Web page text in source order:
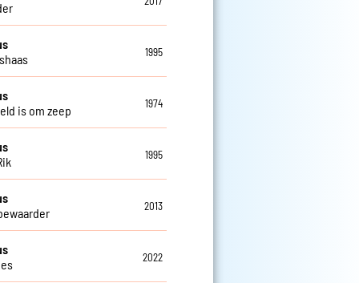
1995
is om zeep
1974
1995
2013
2022